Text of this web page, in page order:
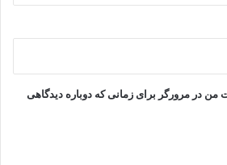
من در مرورگر برای زمانی که دوباره دیدگاهی